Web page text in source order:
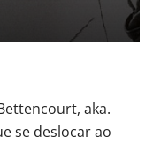
aka.
se deslocar ao